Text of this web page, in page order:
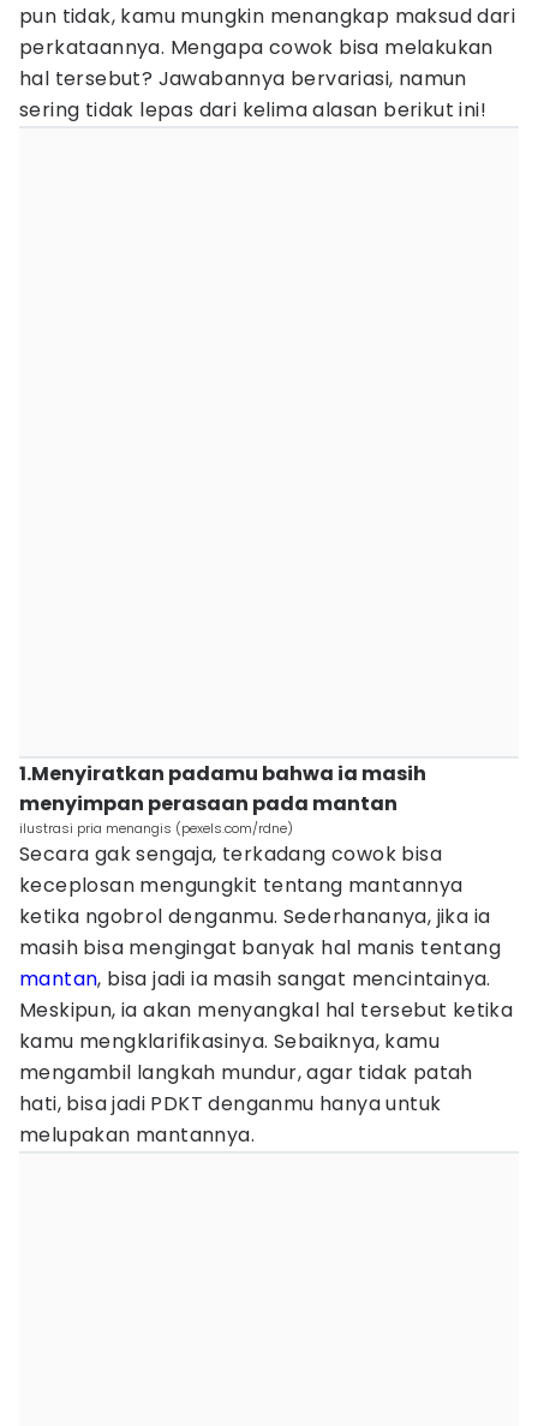
pun tidak, kamu mungkin menangkap maksud dari
perkataannya. Mengapa cowok bisa melakukan
hal tersebut? Jawabannya bervariasi, namun
sering tidak lepas dari kelima alasan berikut ini!
1.Menyiratkan padamu bahwa ia masih
menyimpan perasaan pada mantan
ilustrasi pria menangis (pexels.com/rdne)
Secara gak sengaja, terkadang cowok bisa
keceplosan mengungkit tentang mantannya
ketika ngobrol denganmu. Sederhananya, jika ia
masih bisa mengingat banyak hal manis tentang
mantan, bisa jadi ia masih sangat mencintainya.
Meskipun, ia akan menyangkal hal tersebut ketika
kamu mengklarifikasinya. Sebaiknya, kamu
mengambil langkah mundur, agar tidak patah
hati, bisa jadi PDKT denganmu hanya untuk
melupakan mantannya.